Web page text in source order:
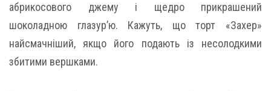
абрикосового джему і щедро прикрашений
шоколадною глазур’ю. Кажуть, що торт «Захер»
найсмачніший, якщо його подають із несолодкими
збитими вершками.